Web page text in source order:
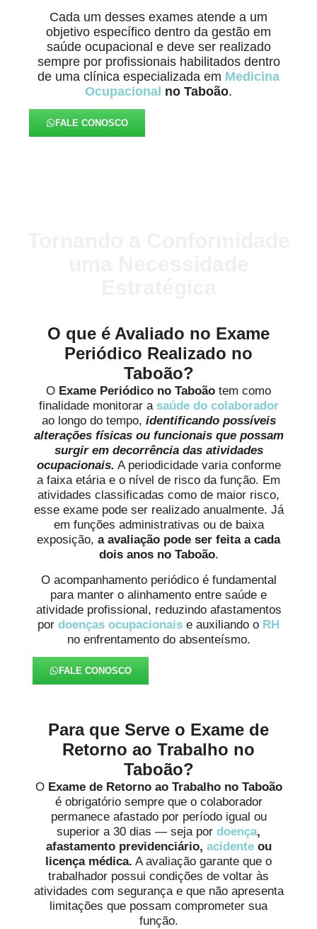
Cada um desses exames atende a um
objetivo específico dentro da gestão em
saúde ocupacional e deve ser realizado
sempre por profissionais habilitados dentro
de uma clínica especializada em Medicina
Ocupacional no Taboão.
FALE CONOSCO
O que é Avaliado no Exame
Periódico Realizado no
Taboão?
O Exame Periódico no Taboão tem como
finalidade monitorar a saúde do colaborador
ao longo do tempo, identificando possíveis
alterações físicas ou funcionais que possam
surgir em decorrência das atividades
ocupacionais. A periodicidade varia conforme
a faixa etária e o nível de risco da função. Em
atividades classificadas como de maior risco,
esse exame pode ser realizado anualmente. Já
em funções administrativas ou de baixa
exposição, a avaliação pode ser feita a cada
dois anos no Taboão.
O acompanhamento periódico é fundamental
para manter o alinhamento entre saúde e
atividade profissional, reduzindo afastamentos
por doenças ocupacionais e auxiliando o RH
no enfrentamento do absenteísmo.
FALE CONOSCO
Para que Serve o Exame de
Retorno ao Trabalho no
Taboão?
O Exame de Retorno ao Trabalho no Taboão
é obrigatório sempre que o colaborador
permanece afastado por período igual ou
superior a 30 dias — seja por doença,
afastamento previdenciário, acidenteou
licença médica. A avaliação garante que o
trabalhador possui condições de voltar às
atividades com segurança e que não apresenta
limitações que possam comprometer sua
função.